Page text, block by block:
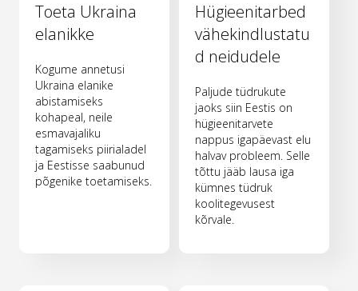
Toeta Ukraina
elanikke
Kogume annetusi
Ukraina elanike
abistamiseks
kohapeal, neile
esmavajaliku
tagamiseks piirialadel
ja Eestisse saabunud
põgenike toetamiseks.
Hügieenitarbed
vähekindlustatu
d neidudele
Paljude tüdrukute
jaoks siin Eestis on
hügieenitarvete
nappus igapäevast elu
halvav probleem. Selle
tõttu jääb lausa iga
kümnes tüdruk
koolitegevusest
kõrvale.